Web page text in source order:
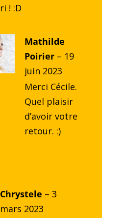
ri ! :D
Mathilde
Poirier – 19
juin 2023
Merci Cécile.
Quel plaisir
d’avoir votre
retour. :)
Chrystele – 3
mars 2023